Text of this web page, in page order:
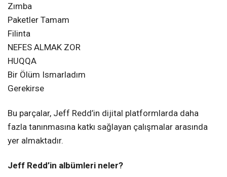
Zımba
Paketler Tamam
Filinta
NEFES ALMAK ZOR
HUQQA
Bir Ölüm Ismarladım
Gerekirse
Bu parçalar, Jeff Redd’in dijital platformlarda daha
fazla tanınmasına katkı sağlayan çalışmalar arasında
yer almaktadır.
Jeff Redd’in albümleri neler?